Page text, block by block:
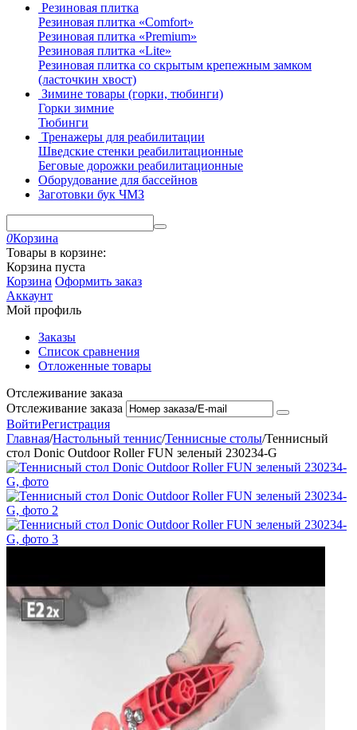
Резиновая плитка
Резиновая плитка «Comfort»
Резиновая плитка «Premium»
Резиновая плитка «Lite»
Резиновая плитка со скрытым крепежным замком
(ласточкин хвост)
Зимине товары (горки, тюбинги)
Горки зимние
Тюбинги
Тренажеры для реабилитации
Шведские стенки реабилитационные
Беговые дорожки реабилитационные
Оборудование для бассейнов
Заготовки бук ЧМЗ
0Корзина
Товары в корзине:
Корзина пуста
Корзина Оформить заказ
Аккаунт
Мой профиль
Заказы
Список сравнения
Отложенные товары
Отслеживание заказа
Отслеживание заказа
ВойтиРегистрация
Главная/Настольный теннис/Теннисные столы/Теннисный
стол Donic Outdoor Roller FUN зеленый 230234-G